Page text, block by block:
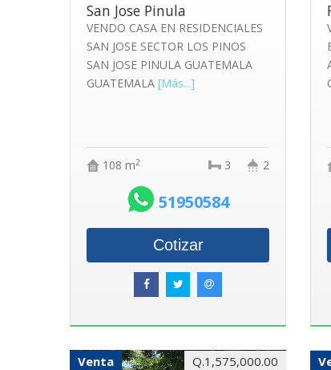
San Jose Pinula
VENDO CASA EN RESIDENCIALES
SAN JOSE SECTOR LOS PINOS
SAN JOSE PINULA GUATEMALA
GUATEMALA [Más...]
108 m2 2
3
51950584
Cotizar
Venta Q.1,575,000.00